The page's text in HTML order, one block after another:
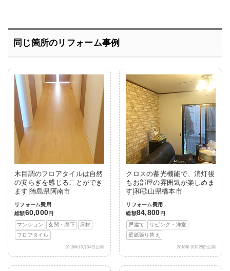
同じ箇所のリフォーム事例
木目調のフロアタイルは自然
の安らぎを感じることができ
ます|徳島県阿南市
リフォーム費用
総額60,000円
マンション
玄関・廊下
床材
フロアタイル
2018年10月04日公開
クロスの蓄光機能で、消灯後
もお部屋の雰囲気が楽しめま
す|和歌山県橋本市
リフォーム費用
総額84,800 円
戸建て
リビング・洋室
壁紙張り替え
2018年10月25日公開